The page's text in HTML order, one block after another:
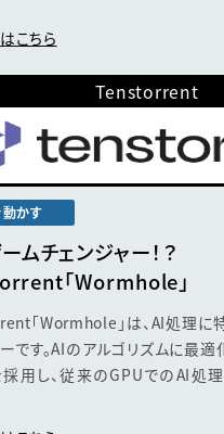
こちら
Tenstorrent
かす
ムチェンジャー！？
「Wormhole」
「Wormhole」は、AI処理に
です。AIのアルゴリズムに最
採用し、従来のGPUでのAI処